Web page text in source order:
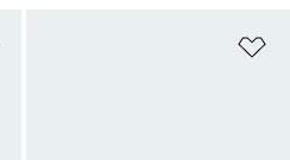
Pridať do zoznamu želaných